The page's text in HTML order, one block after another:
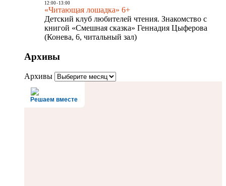
12:00- 13:00
«Читающая лошадка» 6+
Детский клуб любителей чтения. Знакомство с
книгой «Смешная сказка» Геннадия Цыферова
(Конева, 6, читальный зал)
Архивы
Архивы
Решаем вместе